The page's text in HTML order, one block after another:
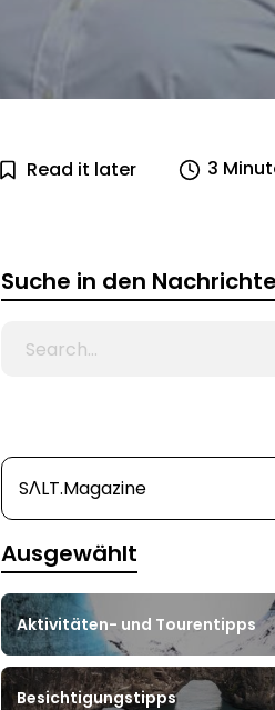
Read it later 3
Suche in den
SΛLT.Magazine
Ausgewählt
Aktivitäten- und Tourentipps
Besichtigungstipps